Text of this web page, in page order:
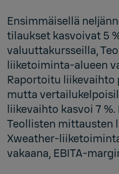
Ensimmäisellä
tilaukset kasvoivat 5
valuuttakursseilla,
liiketoiminta-alueen
Raportoitu liikevaihto
mutta
liikevaihto kasvoi 7
Teollisten mittausten
Xweather-
vakaana, EBITA-